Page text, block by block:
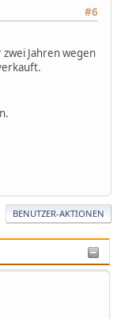
#6
Jahren wegen
BENUTZER-AKTIONEN